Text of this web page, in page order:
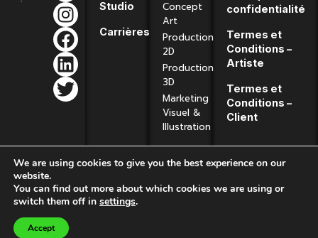
Studio
Carrières
Concept
Art
Production
2D
Production
3D
Marketing
Visuel &
Illustration
confidentialité
Termes et
Conditions –
Artiste
Termes et
Conditions –
Client
© 2025 VOLTA | Tous
droits réservés
We are using cookies to give you the best experience on our
website.
You can find out more about which cookies we are using or
switch them off in settings.
Accept